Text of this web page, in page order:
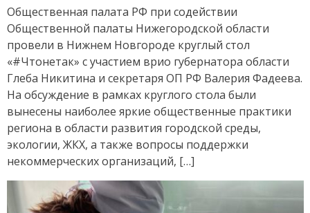
Общественная палата РФ при содействии
Общественной палаты Нижегородской области
провели в Нижнем Новгороде круглый стол
«#Чтонетак» с участием врио губернатора области
Глеба Никитина и секретаря ОП РФ Валерия Фадеева.
На обсуждение в рамках круглого стола были
вынесены наиболее яркие общественные практики
региона в области развития городской среды,
экологии, ЖКХ, а также вопросы поддержки
некоммерческих организаций, […]